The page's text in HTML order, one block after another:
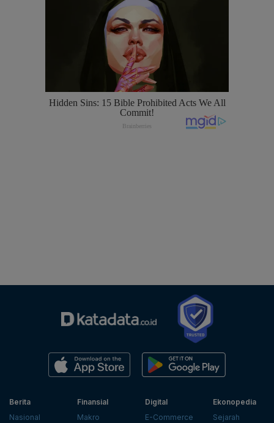
Berita
Nasional
Finansial
Makro
Digital
E-Commerce
Ekonopedia
Sejarah